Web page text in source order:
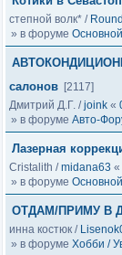
степной волк* / Round
» в форуме
салонов [2117]
Дмитрий Д.Г. /joink «
» в форуме Авто-
Лазерная
Cristalith /midana63 «
» в форуме
ОТДАМ/ПРИМУ В
инна костюк /
» в форуме Хобби /